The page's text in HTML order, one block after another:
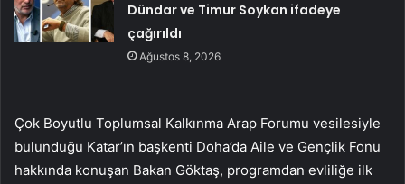
Dündar ve Timur Soykan ifadeye
çağırıldı
Ağustos 8, 2026
Çok Boyutlu Toplumsal Kalkınma Arap Forumu vesilesiyle
bulunduğu Katar’ın başkenti Doha’da Aile ve Gençlik Fonu
hakkında konuşan Bakan Göktaş, programdan evliliğe ilk